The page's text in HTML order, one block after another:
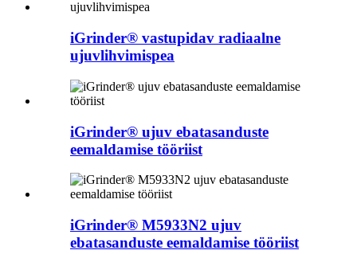
iGrinder® vastupidav radiaalne
ujuvlihvimispea
iGrinder® ujuv ebatasanduste
eemaldamise tööriist
iGrinder® M5933N2 ujuv
ebatasanduste eemaldamise tööriist